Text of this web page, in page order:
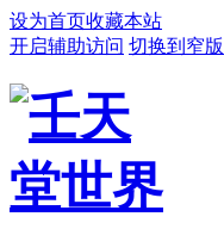
设为首页收藏本站
开启辅助访问 切换到窄版